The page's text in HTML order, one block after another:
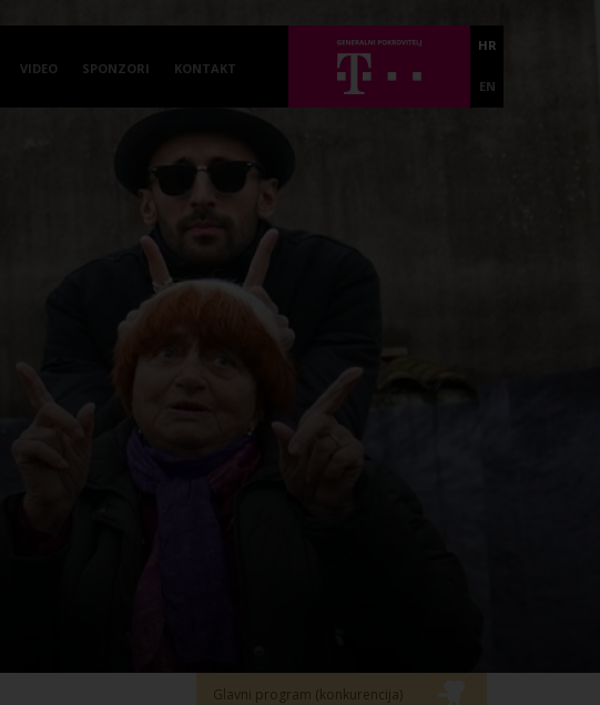
VIDEO SPONZORI KONTAKT
HR
EN
Glavni program (konkurencija)